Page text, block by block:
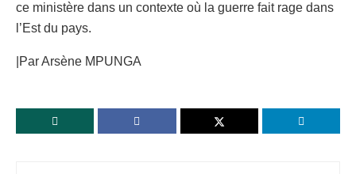
ce ministère dans un contexte où la guerre fait rage dans
l’Est du pays.
|Par Arsène MPUNGA